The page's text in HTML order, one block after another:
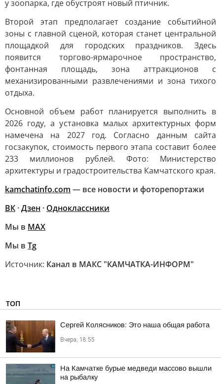
у зоопарка, где обустроят новый птичник.
Второй этап предполагает создание событийной
зоны с главной сценой, которая станет центральной
площадкой для городских праздников. Здесь
появится торгово-ярмарочное пространство,
фонтанная площадь, зона аттракционов с
механизированными развлечениями и зона тихого
отдыха.
Основной объем работ планируется выполнить в
2026 году, а установка малых архитектурных форм
намечена на 2027 год. Согласно данным сайта
госзакупок, стоимость первого этапа составит более
233 миллионов рублей. Фото: Министерство
архитектуры и градостроительства Камчатского края.
kamchatinfo.com — все новости и фоторепортажи
ВК ·Дзен · Одноклассники
Мы в МАХ
Мы в Tg
Источник: Канал в МАКС "КАМЧАТКА-ИНФОРМ"
ТОП
Сергей Колясников: Это наша общая работа
Вчера, 18:55
На Камчатке бурые медведи массово вышли
на рыбалку